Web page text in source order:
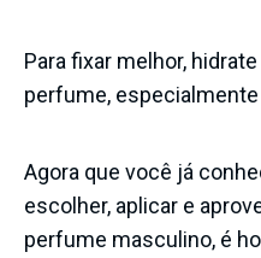
Para fixar melhor,
perfume,
Agora que você já
escolher, aplicar e
perfume masculino, é